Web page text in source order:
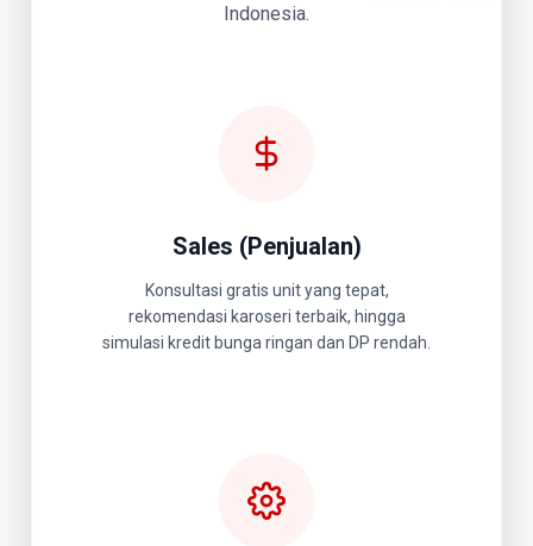
Indonesia.
Sales (Penjualan)
Konsultasi gratis unit yang tepat,
rekomendasi karoseri terbaik, hingga
simulasi kredit bunga ringan dan DP rendah.